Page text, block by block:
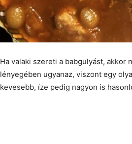
Ha valaki szereti a babgulyást, akkor
lényegében ugyanaz, viszont egy
kevesebb, íze pedig nagyon is